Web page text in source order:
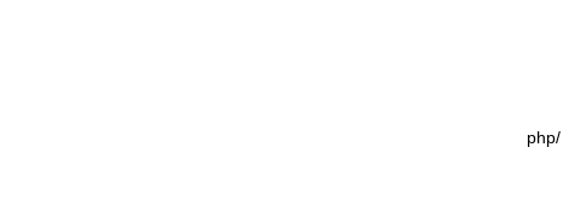
php/